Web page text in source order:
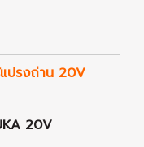
แปรงถ่าน 20V
20V